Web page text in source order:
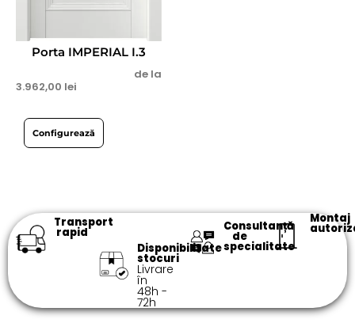
Porta IMPERIAL I.3
de la
3.962,00 lei
Configurează
Transport
rapid
Disponibilitate
stocuri
Livrare
în
48h -
72h​
Consultanță
de
specialitate​
Montaj